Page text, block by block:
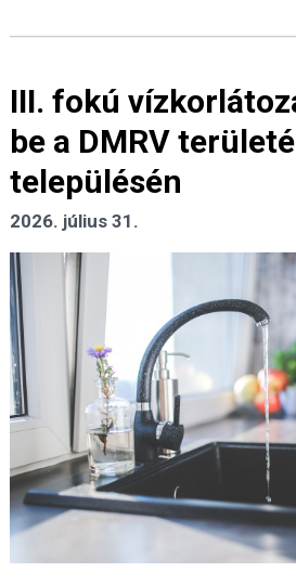
III. fokú
be a DMRV
településén
2026. július 31.